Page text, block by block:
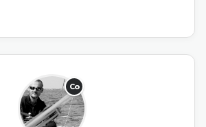
Co